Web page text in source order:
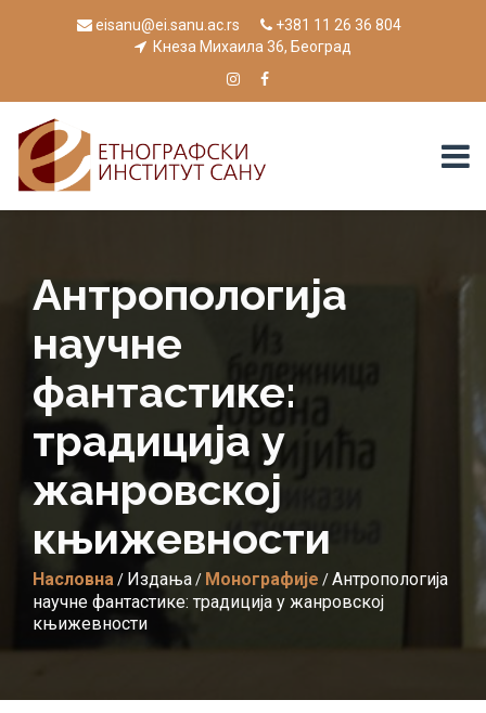
eisanu@ei.sanu.ac.rs
+381 11 26 36 804
Кнеза Михаила 36, Београд
Антропологија
научне
фантастике:
традиција у
жанровскоj
књижевности
Насловна/ Издања/ Монографије /Антропологија
научне фантастике: традиција у жанровскоj
књижевности